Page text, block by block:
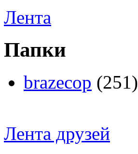
Лента
Папки
brazecop (251)
Лента друзей